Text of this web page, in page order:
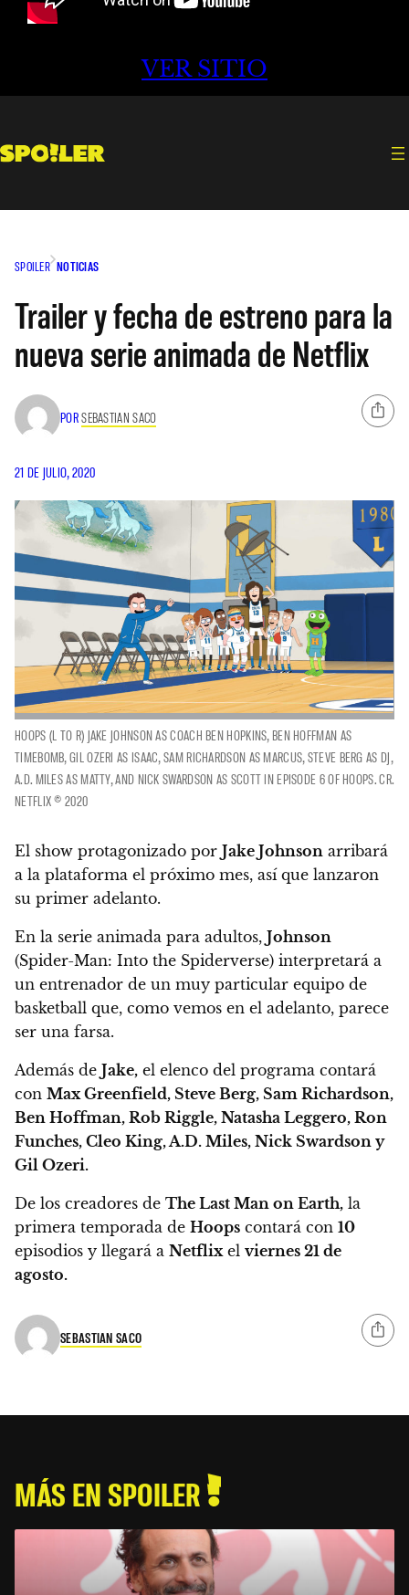
VER SITIO
SPOILER NOTICIAS
Trailer y fecha de estreno para la
nueva serie animada de Netflix
PORSEBASTIAN SACO
21 DE JULIO, 2020
HOOPS (L TO R) JAKE JOHNSON AS COACH BEN HOPKINS, BEN HOFFMAN AS
TIMEBOMB, GIL OZERI AS ISAAC, SAM RICHARDSON AS MARCUS, STEVE BERG AS DJ,
A.D. MILES AS MATTY, AND NICK SWARDSON AS SCOTT IN EPISODE 6 OF HOOPS. CR.
NETFLIX © 2020
El show protagonizado por Jake Johnson arribará
a la plataforma el próximo mes, así que lanzaron
su primer adelanto.
En la serie animada para adultos, Johnson
(Spider-Man: Into the Spiderverse) interpretará a
un entrenador de un muy particular equipo de
basketball que, como vemos en el adelanto, parece
ser una farsa.
Además de Jake, el elenco del programa contará
con Max Greenfield, Steve Berg, Sam Richardson,
Ben Hoffman, Rob Riggle, Natasha Leggero, Ron
Funches, Cleo King, A.D. Miles, Nick Swardson y
Gil Ozeri.
De los creadores de The Last Man on Earth, la
primera temporada de Hoops contará con 10
episodios y llegará a Netflixel viernes 21 de
agosto.
SEBASTIAN SACO
MÁS EN SPOILER